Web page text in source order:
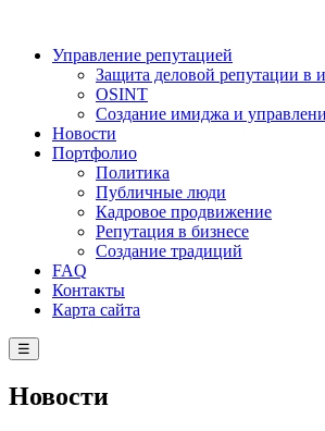
Управление репутацией
Защита деловой репутации в
OSINT
Создание имиджа и
Новости
Портфолио
Политика
Публичные люди
Кадровое продвижение
Репутация в бизнесе
Создание традиций
FAQ
Контакты
Карта сайта
☰
Новости